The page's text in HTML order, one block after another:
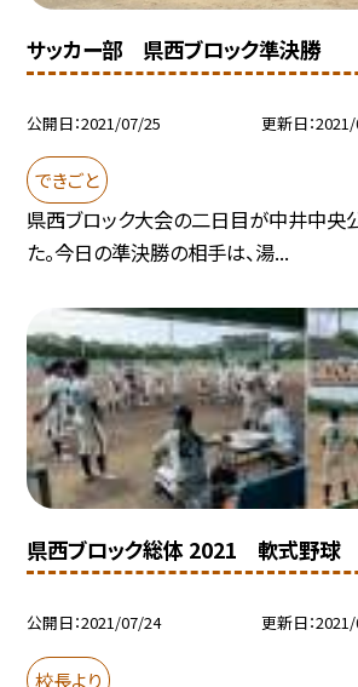
サッカー部 県西ブロック準決勝
公開日 2021/07/25 更新日
できごと
県西ブロック大会の二日目が中井中央
た。今日の準決勝の相手は、湯...
県西ブロック総体 2021 軟式野球
公開日 2021/07/24 更新日
校長より